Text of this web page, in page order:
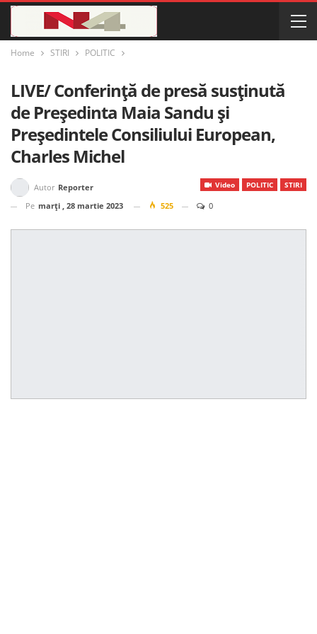
Home STIRI POLITIC
LIVE/ Conferință de presă susținută
de Președinta Maia Sandu și
Președintele Consiliului European,
Charles Michel
Video POLITIC STIRI
Autor Reporter
Pe marți , 28 martie 2023 525 0